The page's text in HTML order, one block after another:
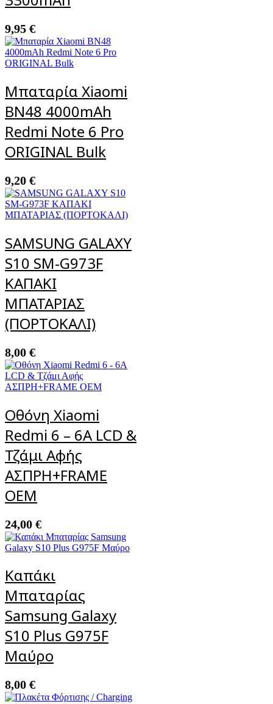
9,95 €
Μπαταρία Xiaomi
BN48 4000mAh
Redmi Note 6 Pro
ORIGINAL Bulk
9,20 €
SAMSUNG GALAXY
S10 SM-G973F
ΚΑΠΑΚΙ
ΜΠΑΤΑΡΙΑΣ
(ΠΟΡΤΟΚΑΛΙ)
8,00 €
Οθόνη Xiaomi
Redmi 6 – 6A LCD &
Τζάμι Αφής
ΑΣΠΡΗ+FRAME
OEM
24,00 €
Καπάκι
Μπαταρίας
Samsung Galaxy
S10 Plus G975F
Μαύρο
8,00 €